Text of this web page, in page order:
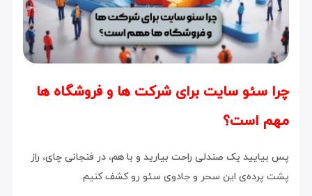
چرا سئو سایت برای شرکت ها و فروشگاه ها
مهم است؟
پس بیایید یک صندلی راحت بیارید و با هم، در فنجانی چای، راز
پشت پرده‌ی این سحر و جادوی سئو رو کشف کنیم.